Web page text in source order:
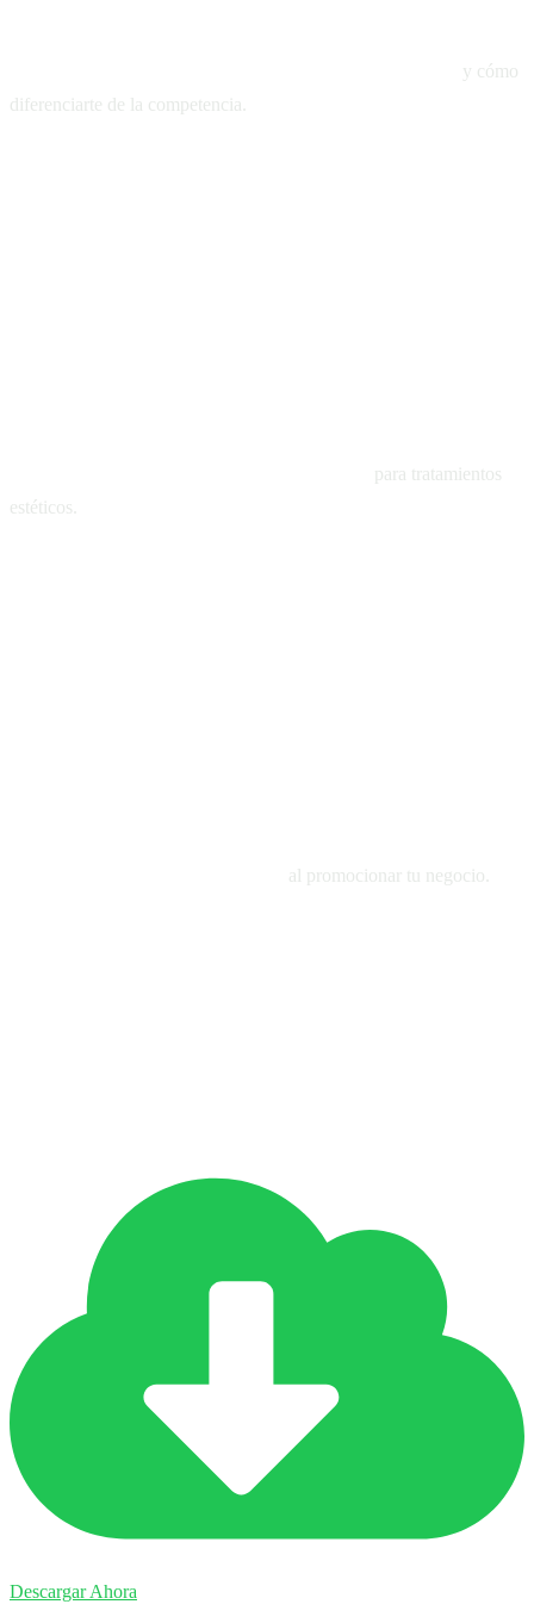
y cómo
diferenciarte de la competencia.
para tratamientos
estéticos.
al promocionar tu negocio.
Descargar Ahora